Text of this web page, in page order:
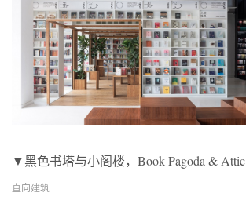
▼黑色书塔与小阁楼，Book Pagoda & Attic
直向建筑